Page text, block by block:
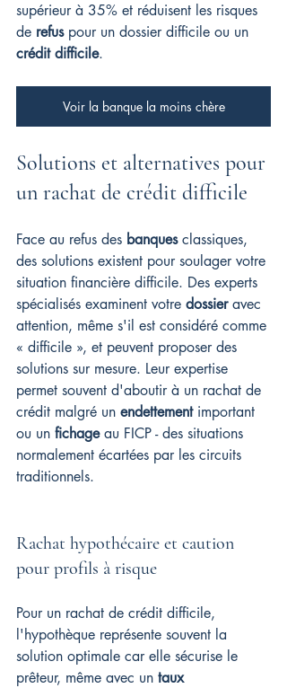
supérieur à 35% et réduisent les risques
de refus pour un dossier difficile ou un
crédit difficile.
Voir la banque la moins chère
Solutions et alternatives pour
un rachat de crédit difficile
Face au refus des banques classiques,
des solutions existent pour soulager votre
situation financière difficile. Des experts
spécialisés examinent votre dossier avec
attention, même s'il est considéré comme
« difficile », et peuvent proposer des
solutions sur mesure. Leur expertise
permet souvent d'aboutir à un rachat de
crédit malgré un endettement important
ou un fichage au FICP - des situations
normalement écartées par les circuits
traditionnels.
Rachat hypothécaire et caution
pour profils à risque
Pour un rachat de crédit difficile,
l'hypothèque représente souvent la
solution optimale car elle sécurise le
prêteur, même avec un taux